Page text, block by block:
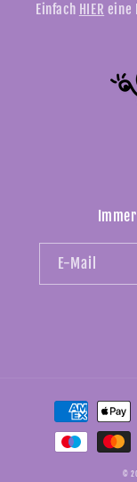
Einfach HIER eine
E-Mail
Zahlungsmethoden
©